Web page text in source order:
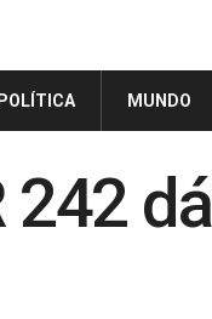
POLÍTICA MUNDO